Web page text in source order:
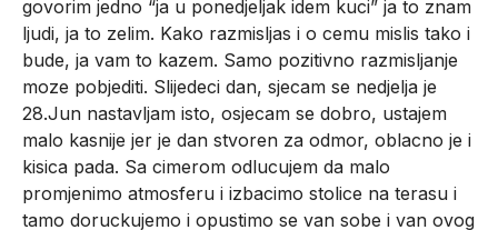
govorim jedno “ja u ponedjeljak idem kuci” ja to znam
ljudi, ja to zelim. Kako razmisljas i o cemu mislis tako i
bude, ja vam to kazem. Samo pozitivno razmisljanje
moze pobjediti. Slijedeci dan, sjecam se nedjelja je
28.Jun nastavljam isto, osjecam se dobro, ustajem
malo kasnije jer je dan stvoren za odmor, oblacno je i
kisica pada. Sa cimerom odlucujem da malo
promjenimo atmosferu i izbacimo stolice na terasu i
tamo doruckujemo i opustimo se van sobe i van ovog